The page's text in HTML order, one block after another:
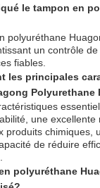
le tampon en
polyuréthane
un contrôle
fiables.
les principales
Polyurethane
une excellente
produits chimiques,
de réduire
polyuréthane